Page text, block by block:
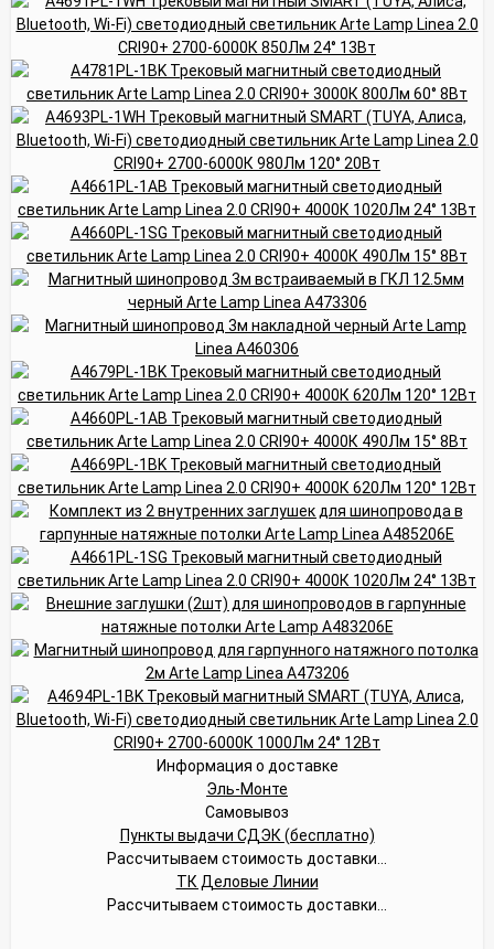
Информация о доставке
Эль-Монте
Самовывоз
Пункты выдачи СДЭК (бесплатно)
Рассчитываем стоимость доставки...
ТК Деловые Линии
Рассчитываем стоимость доставки...